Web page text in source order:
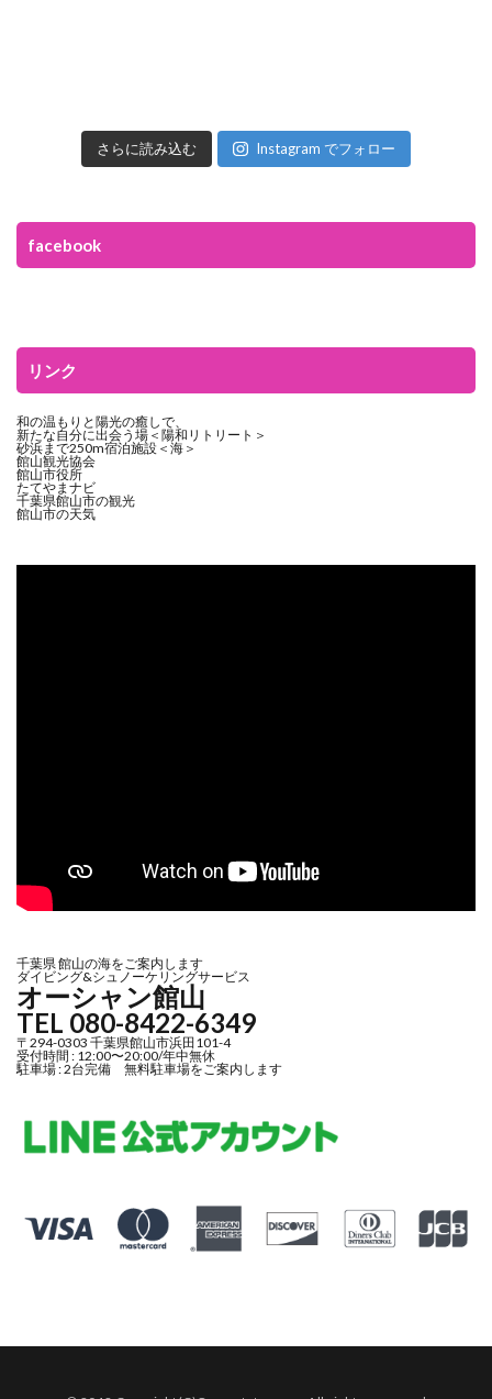
さらに読み込む Instagram でフォロー
facebook
リンク
和の温もりと陽光の癒しで、
新たな自分に出会う場＜陽和リトリート＞
砂浜まで250m宿泊施設＜海＞
館山観光協会
館山市役所
たてやまナビ
千葉県館山市の観光
館山市の天気
千葉県 館山の海をご案内します
ダイビング&シュノーケリングサービス
オーシャン館山
TEL 080-8422-6349
〒294-0303 千葉県館山市浜田101-4
受付時間 : 12:00〜20:00/年中無休
駐車場 : 2台完備 無料駐車場をご案内します